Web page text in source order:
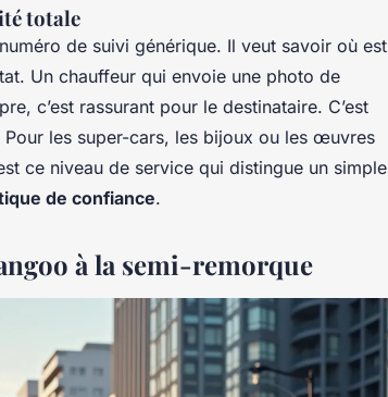
totale
de suivi générique. Il veut savoir où est
Un chauffeur qui envoie une photo de
c’est rassurant pour le destinataire. C’est
Pour les super-cars, les bijoux ou les œuvres
ce niveau de service qui distingue un simple
de confiance.
à la semi-remorque